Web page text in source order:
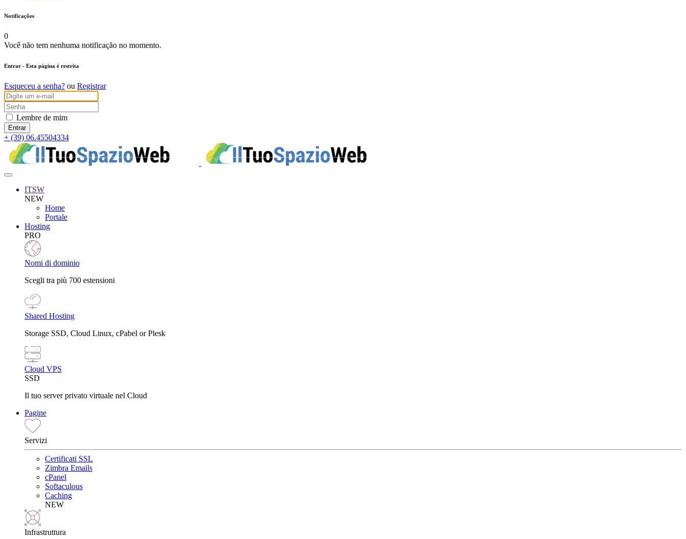
Notificações
0
Você não tem nenhuma notificação no momento.
Entrar - Esta página é restrita
Esqueceu a senha? ou Registrar
Lembre de mim
+ (39) 06.45504334
ITSW
NEW
Home
Portale
Hosting
PRO
Nomi di dominio
Scegli tra più 700 estensioni
Shared Hosting
Storage SSD, Cloud Linux, cPabel or Plesk
Cloud VPS
SSD
Il tuo server privato virtuale nel Cloud
Pagine
Servizi
Certificati SSL
Zimbra Emails
cPanel
Softaculous
Caching
NEW
Infrastruttura